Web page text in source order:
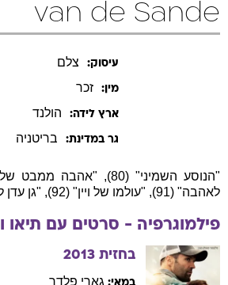
van de Sande
עיסוק: צלם
מין: זכר
ארץ לידה: הולנד
גר במדינת: בריטניה
לאהבה" (91), "עולמו של ויין" (92), "גן עדן לשוטרים" (94).
פילמוגרפיה - סרטים עם תיאו
בחזית 2013
גארי פלדר